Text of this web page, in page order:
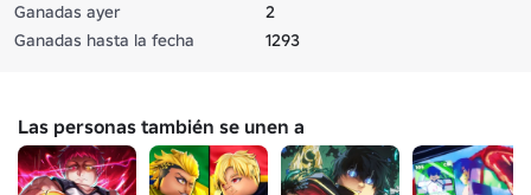
Ganadas ayer
2
Ganadas hasta la fecha
1293
Las personas también se unen a